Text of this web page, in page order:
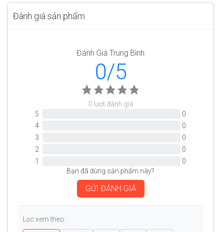
Đánh giá sản phẩm
Đánh Giá Trung Bình
0/5
0 lượt đánh giá
5
0
4
0
3
0
2
0
1
0
Bạn đã dùng sản phẩm này?
GỬI ĐÁNH GIÁ
Lọc xem theo: